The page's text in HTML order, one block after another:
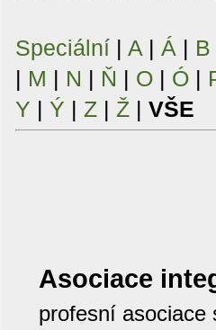
Speciální | A | Á | B
| M | N | Ň | O | Ó |
Y | Ý | Z | Ž | VŠE
Asociace
profesní